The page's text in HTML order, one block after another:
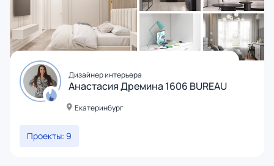
Дизайнер интерьера
Анастасия Дремина 1606 BUREAU
Екатеринбург
Проекты: 9